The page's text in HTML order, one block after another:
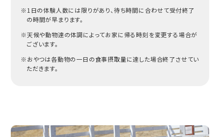
※1日の体験人数には限りがあり、待ち時間に合わせて受付終了
の時間が早まります。
※天候や動物達の体調によってお家に帰る時刻を変更する場合が
ございます。
※おやつは各動物の一日の食事摂取量に達した場合終了させてい
ただきます。